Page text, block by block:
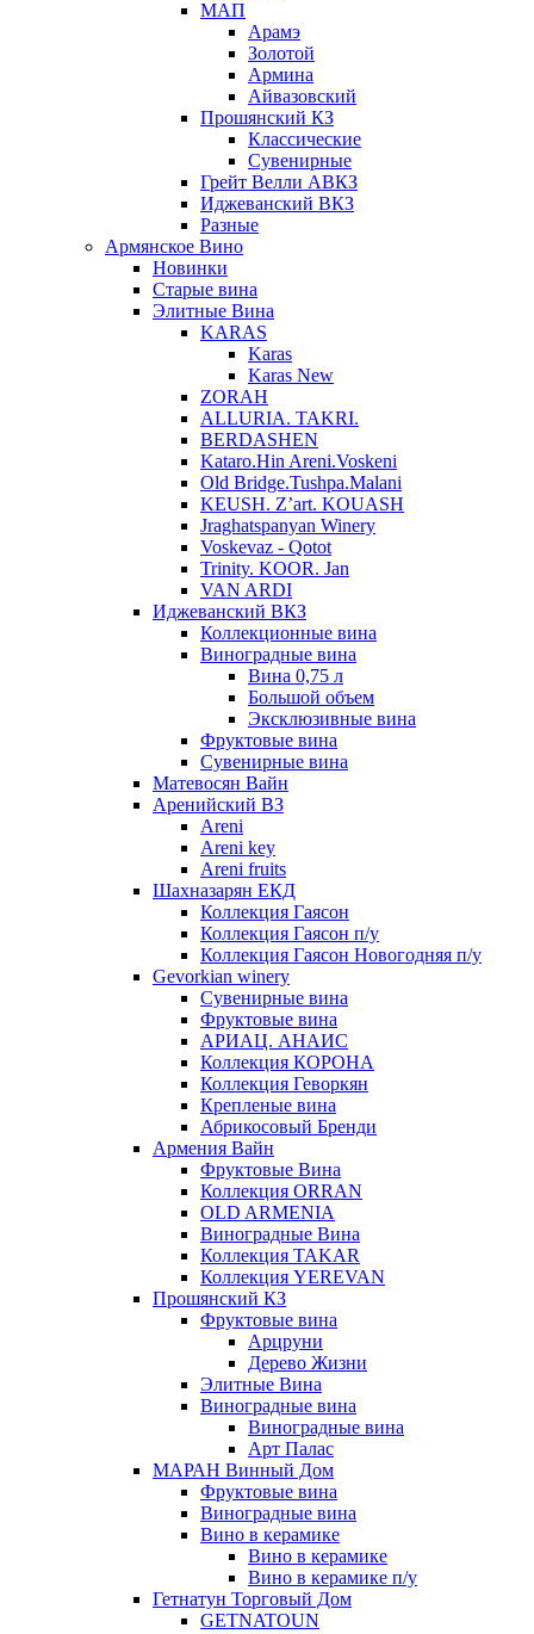
МАП
Арамэ
Золотой
Армина
Айвазовский
Прошянский КЗ
Классические
Сувенирные
Грейт Велли АВКЗ
Иджеванский ВКЗ
Разные
Армянское Вино
Новинки
Старые вина
Элитные Вина
KARAS
Karas
Karas New
ZORAH
ALLURIA. TAKRI.
BERDASHEN
Kataro.Hin Areni.Voskeni
Old Bridge.Tushpa.Malani
KEUSH. Z’art. KOUASH
Jraghatspanyan Winery
Voskevaz - Qotot
Trinity. KOOR. Jan
VAN ARDI
Иджеванский ВКЗ
Коллекционные вина
Виноградные вина
Вина 0,75 л
Большой объем
Эксклюзивные вина
Фруктовые вина
Cувенирные вина
Матевосян Вайн
Аренийский ВЗ
Areni
Areni key
Areni fruits
Шахназарян ЕКД
Коллекция Гаясон
Коллекция Гаясон п/у
Коллекция Гаясон Новогодняя п/у
Gevorkian winery
Сувенирные вина
Фруктовые вина
АРИАЦ. АНАИС
Коллекция КОРОНА
Коллекция Геворкян
Крепленые вина
Абрикосовый Бренди
Армения Вайн
Фруктовые Вина
Коллекция ORRAN
OLD ARMENIA
Виноградные Вина
Коллекция TAKAR
Коллекция YEREVAN
Прошянский КЗ
Фруктовые вина
Арцруни
Дерево Жизни
Элитные Вина
Виноградные вина
Виноградные вина
Арт Палас
МАРАН Винный Дом
Фруктовые вина
Виноградные вина
Вино в керамике
Вино в керамике
Вино в керамике п/у
Гетнатун Торговый Дом
GETNATOUN